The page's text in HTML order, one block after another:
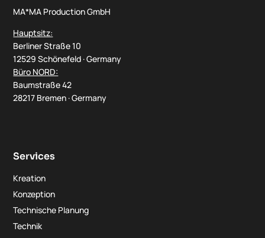
MA*MA Production GmbH
Hauptsitz:
Berliner Straße 10
12529 Schönefeld · Germany
Büro NORD:
Baumstraße 42
28217 Bremen · Germany
Services
Kreation
Konzeption
Technische Planung
Technik